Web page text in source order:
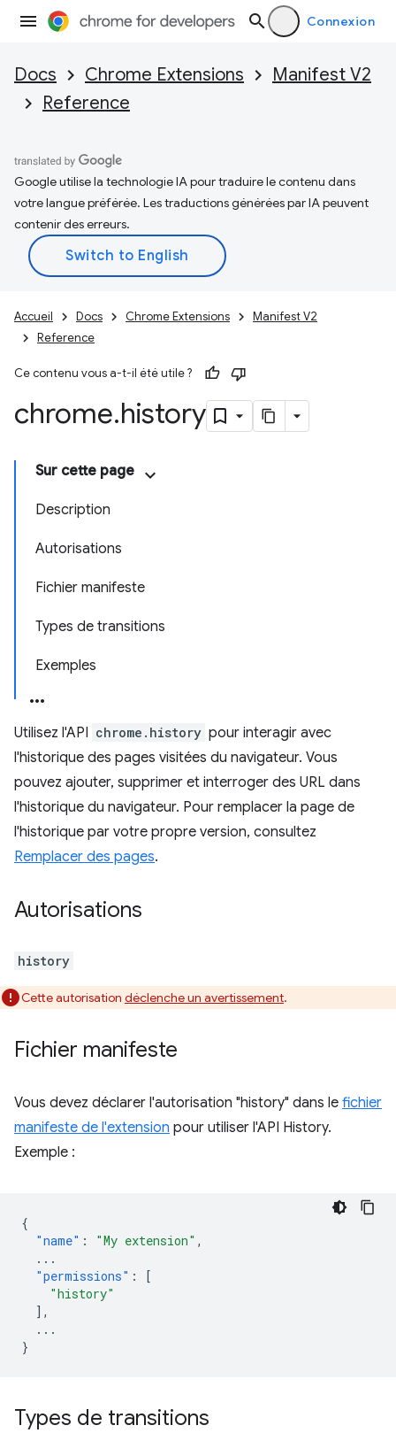
Connexion
Docs Chrome Extensions
Manifest V2
Reference
Google utilise la technologie IA pour traduire le contenu dans
votre langue préférée. Les traductions générées par IA peuvent
contenir des erreurs.
Accueil Docs Chrome Extensions
Manifest V2
Reference
Ce contenu vous a-t-il été utile ?
chrome.history
Sur cette page
Description
Autorisations
Fichier manifeste
Types de transitions
Exemples
Utilisez l'API chrome.history pour interagir avec
l'historique des pages visitées du navigateur. Vous
pouvez ajouter, supprimer et interroger des URL dans
l'historique du navigateur. Pour remplacer la page de
l'historique par votre propre version, consultez
Remplacer des pages.
Autorisations
history
Cette autorisation déclenche un avertissement.
Fichier manifeste
Vous devez déclarer l'autorisation "history" dans le fichier
manifeste de l'extension pour utiliser l'API History.
Exemple :
{
"name" : "My extension" ,
...
"permissions" :
[
"history"
],
...
}
Types de transitions